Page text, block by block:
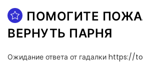
ПОМОГИТЕ
ВЕРНУТЬ ПАРНЯ
Ожидание ответа от гадалки https://